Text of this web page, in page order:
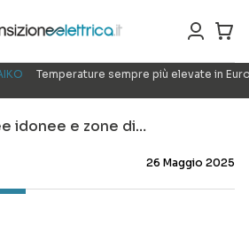
Temperature sempre più elevate in
idonee e zone di…
26 Maggio 2025